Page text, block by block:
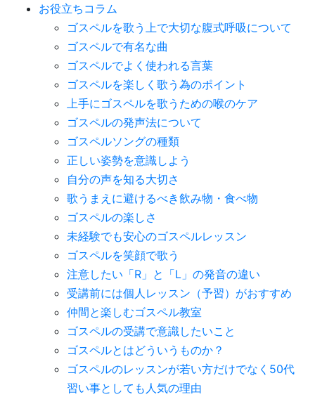
お役立ちコラム
ゴスペルを歌う上で大切な腹式呼吸について
ゴスペルで有名な曲
ゴスペルでよく使われる言葉
ゴスペルを楽しく歌う為のポイント
上手にゴスペルを歌うための喉のケア
ゴスペルの発声法について
ゴスペルソングの種類
正しい姿勢を意識しよう
自分の声を知る大切さ
歌うまえに避けるべき飲み物・食べ物
ゴスペルの楽しさ
未経験でも安心のゴスペルレッスン
ゴスペルを笑顔で歌う
注意したい「R」と「L」の発音の違い
受講前には個人レッスン（予習）がおすすめ
仲間と楽しむゴスペル教室
ゴスペルの受講で意識したいこと
ゴスペルとはどういうものか？
ゴスペルのレッスンが若い方だけでなく50代
習い事としても人気の理由